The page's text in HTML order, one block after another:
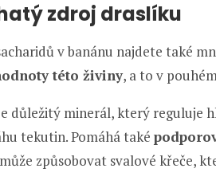
zdroj draslíku
v banánu najdete také
této živiny, a to v
důležitý minerál, který reguluje
tekutin. Pomáhá také
způsobovat svalové křeče,